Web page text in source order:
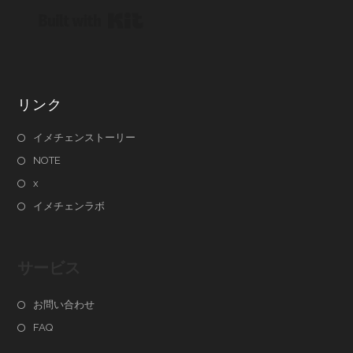
リンク
イメチェンストーリー
NOTE
x
イメチェンラボ
お問い合わせ
FAQ